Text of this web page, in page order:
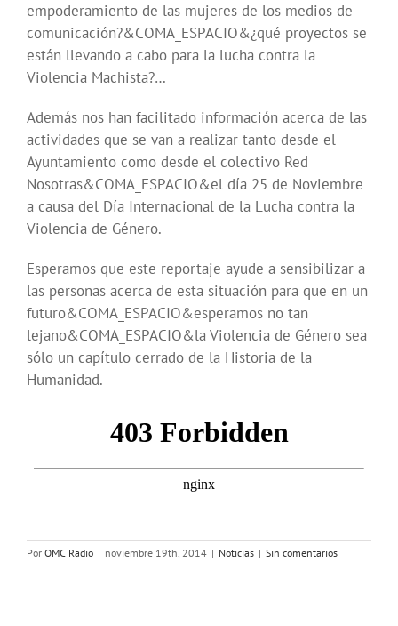
empoderamiento de las mujeres de los medios de
comunicación?&COMA_ESPACIO&¿qué proyectos se
están llevando a cabo para la lucha contra la
Violencia Machista?…
Además nos han facilitado información acerca de las
actividades que se van a realizar tanto desde el
Ayuntamiento como desde el colectivo Red
Nosotras&COMA_ESPACIO&el día 25 de Noviembre
a causa del Día Internacional de la Lucha contra la
Violencia de Género.
Esperamos que este reportaje ayude a sensibilizar a
las personas acerca de esta situación para que en un
futuro&COMA_ESPACIO&esperamos no tan
lejano&COMA_ESPACIO&la Violencia de Género sea
sólo un capítulo cerrado de la Historia de la
Humanidad.
Por OMC Radio | noviembre 19th, 2014 | Noticias | Sin comentarios